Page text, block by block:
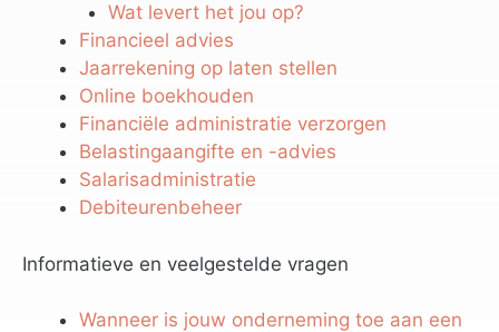
Wat levert het jou op?
Financieel advies
Jaarrekening op laten stellen
Online boekhouden
Financiële administratie verzorgen
Belastingaangifte en -advies
Salarisadministratie
Debiteurenbeheer
Informatieve en veelgestelde vragen
Wanneer is jouw onderneming toe aan een